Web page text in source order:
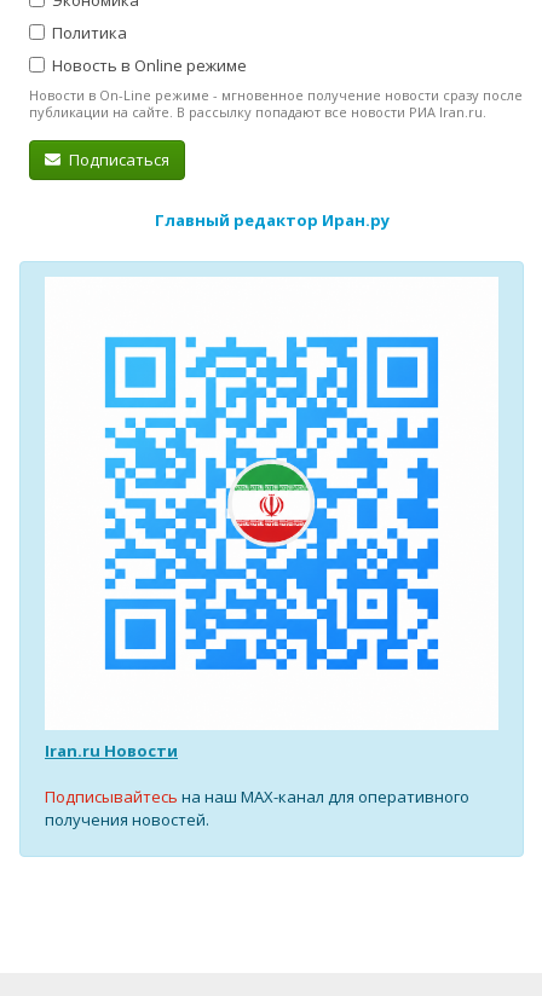
Политика
Новость в Online режиме
Новости в On-Line режиме - мгновенное получение новости сразу после
публикации на сайте. В рассылку попадают все новости РИА Iran.ru.
Подписаться
Главный редактор Иран.ру
Iran.ru Новости
Подписывайтесь на наш MAX-канал для оперативного
получения новостей.